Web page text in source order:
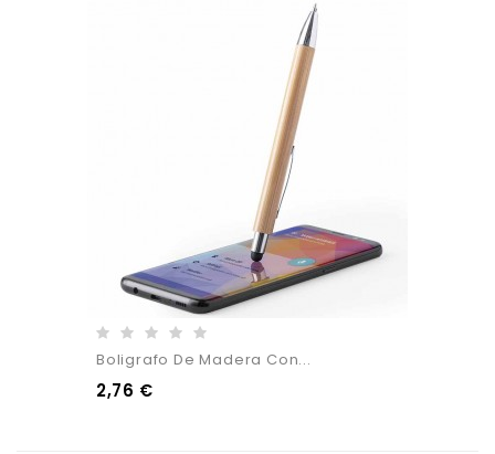
Boligrafo De Madera Con...
2,76 €